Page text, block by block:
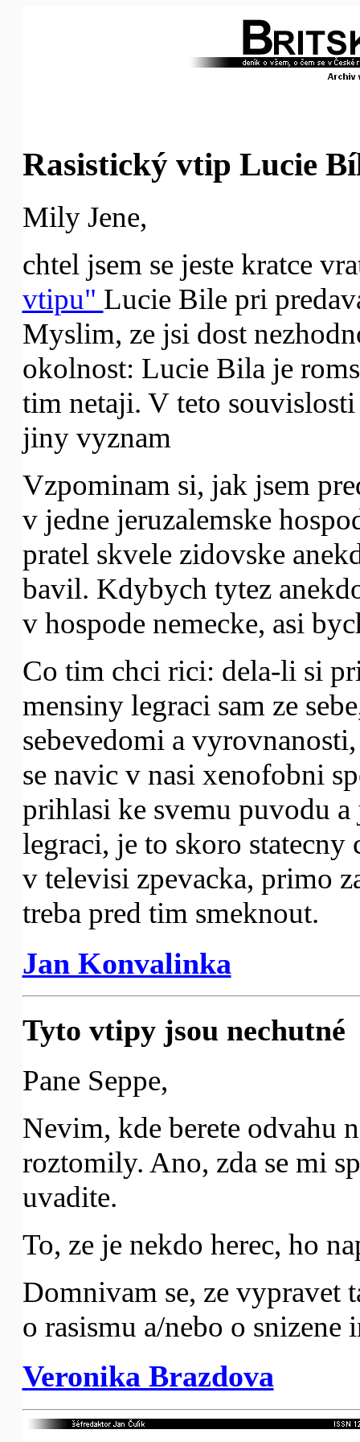
Rasistický vtip Lucie
Mily Jene,
chtel jsem se jeste kratce
vtipu" Lucie Bile pri
Myslim, ze jsi dost
okolnost: Lucie Bila je
tim netaji. V teto
jiny vyznam
Vzpominam si, jak jsem
v jedne jeruzalemske
pratel skvele zidovske
bavil. Kdybych tytez
v hospode nemecke, asi
Co tim chci rici: dela-li si
mensiny legraci sam ze
sebevedomi a
se navic v nasi xenofobni
prihlasi ke svemu puvodu a
legraci, je to skoro statecny
v televisi zpevacka, primo
treba pred tim smeknout.
Jan Konvalinka
Tyto vtipy jsou nechutné
Pane Seppe,
Nevim, kde berete odvahu
roztomily. Ano, zda se mi
uvadite.
To, ze je nekdo herec, ho
Domnivam se, ze vypravet
o rasismu a/nebo o snizene
Veronika Brazdova